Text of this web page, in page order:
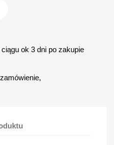
ok 3 dni po zakupie